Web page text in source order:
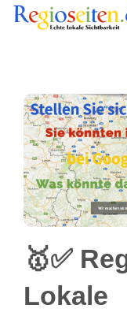
Skip
🥇✅
Lokale